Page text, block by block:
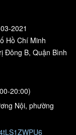
8
Neodymium
2021
Hồ Chí Minh
Đông B, Quận Bình
20:00)
Nội, phường